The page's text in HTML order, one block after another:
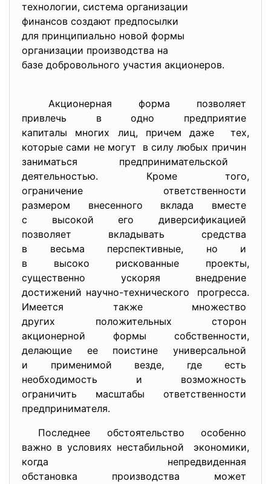
технологии, система организации
финансов создают предпосылки
для принципиально новой формы
организации производства на
базе добровольного участия акционеров.
Акционерная форма позволяет
привлечь в одно предприятие
капиталы многих лиц, причем даже тех,
которые сами не могут в силу любых причин
заниматься предпринимательской
деятельностью. Кроме того,
ограничение ответственности
размером внесенного вклада вместе
с высокой его диверсификацией
позволяет вкладывать средства
в весьма перспективные, но и
в высоко рискованные проекты,
существенно ускоряя внедрение
достижений научно-технического прогресса.
Имеется также множество
других положительных сторон
акционерной формы собственности,
делающие ее поистине универсальной
и применимой везде, где есть
необходимость и возможность
ограничить масштабы ответственности
предпринимателя.
Последнее обстоятельство особенно
важно в условиях нестабильной экономики,
когда непредвиденная
обстановка производства может